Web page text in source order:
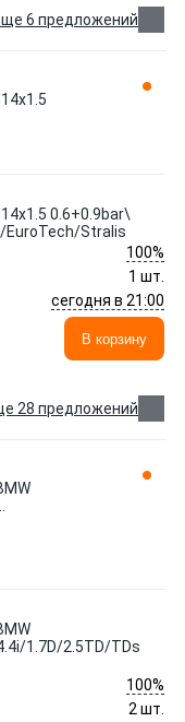
6 предложений
Stralis 06-
0.6+0.9bar\
EuroTech/Stralis
100%
1 шт.
сегодня в 21:00
В корзину
28 предложений
SX
1.7D/2.5TD/TDs
100%
2 шт.